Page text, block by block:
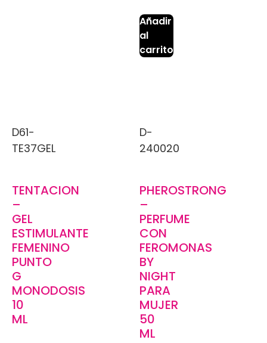
Añadir
al
carrito
D61-
TE37GEL
TENTACION
–
GEL
ESTIMULANTE
FEMENINO
PUNTO
G
MONODOSIS
10
ML
D-
240020
PHEROSTRONG
–
PERFUME
CON
FEROMONAS
BY
NIGHT
PARA
MUJER
50
ML